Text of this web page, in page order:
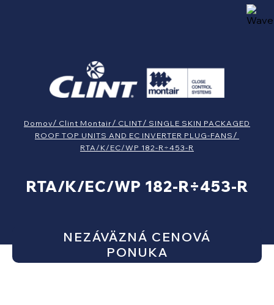
Domov Clint Montair CLINT
SINGLE SKIN PACKAGED
ROOF TOP UNITS AND EC INVERTER PLUG-FANS
RTA/K/EC/WP 182-R÷453-R
RTA/K/EC/WP 182-R÷453-R
NEZÁVÄZNÁ CENOVÁ
PONUKA